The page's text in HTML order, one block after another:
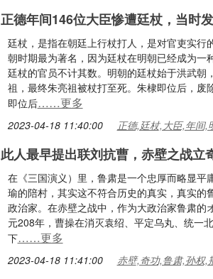
正德年间146位大臣惨遭廷杖，当时
廷杖，是指在朝廷上行杖打人，是对官吏实行
朝时期最为著名，因为廷杖在明朝已经成为一
廷杖的官员不计其数。明朝的廷杖始于洪武朝
祖，最终朱亮祖被杖打至死。朱棣即位后，废
即位后……更多
2023-04-18 11:40:00 正德,廷杖,大臣,年间,
此人最早提出联刘抗曹，赤壁之战立
在《三国演义）里，鲁肃是一个忠厚而略显平
瑜的陪村，其实这不符合历史的真实，真实的
政治家。在赤壁之战中，作为大政治家鲁肃的
元208年，曹操在消灭袁绍、平定乌丸、统一
下……更多
2023-04-18 11:41:00 赤壁,奇功,鲁肃,孙权,